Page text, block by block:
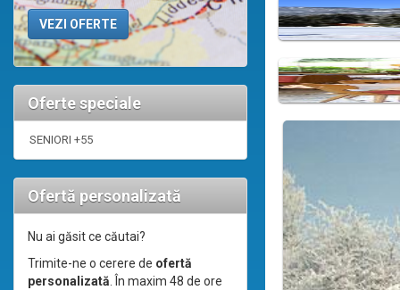
Oferte speciale
SENIORI +55
Ofertă personalizată
Nu ai găsit ce căutai?
Trimite-ne o cerere de ofertă
personalizată. În maxim 48 de ore